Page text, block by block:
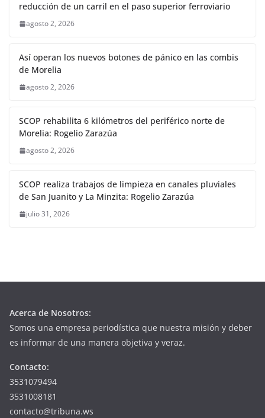
reducción de un carril en el paso superior ferroviario
agosto 2, 2026
Así operan los nuevos botones de pánico en las combis
de Morelia
agosto 2, 2026
SCOP rehabilita 6 kilómetros del periférico norte de
Morelia: Rogelio Zarazúa
agosto 2, 2026
SCOP realiza trabajos de limpieza en canales pluviales
de San Juanito y La Minzita: Rogelio Zarazúa
julio 31, 2026
Acerca de Nosotros:
Somos una empresa periodística que nuestra misión y deber
es informar de una manera objetiva y veraz.
Contacto:
3531079494
3531008181
contacto@tribuna.ws